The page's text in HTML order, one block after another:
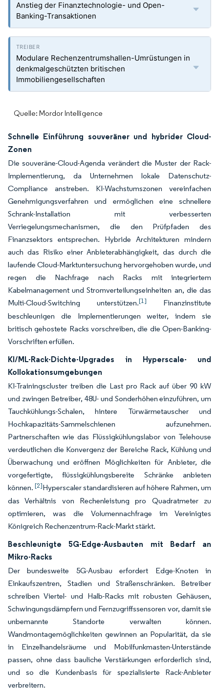
Anstieg der Finanztechnologie- und Open-
Banking-Transaktionen
Modulare Rechenzentrumshallen-Umrüstungen in
denkmalgeschützten britischen
Immobiliengesellschaften
Quelle: Mordor Intelligence
Schnelle Einführung souveräner und hybrider Cloud-
Zonen
Die souveräne-Cloud-Agenda verändert die Muster der Rack-
Implementierung, da Unternehmen lokale Datenschutz-
Compliance anstreben. KI-Wachstumszonen vereinfachen
Genehmigungsverfahren und ermöglichen eine schnellere
Schrank-Installation mit verbesserten
Verriegelungsmechanismen, die den Prüfpfaden des
Finanzsektors entsprechen. Hybride Architekturen mindern
auch das Risiko einer Anbieterabhängigkeit, das durch die
laufende Cloud-Marktuntersuchung hervorgehoben wurde, und
regen die Nachfrage nach Racks mit integriertem
Kabelmanagement und Stromverteilungseinheiten an, die das
Multi-Cloud-Switching unterstützen.[1]
Finanzinstitute
beschleunigen die Implementierungen weiter, indem sie
britisch gehostete Racks vorschreiben, die die Open-Banking-
Vorschriften erfüllen.
KI/ML-Rack-Dichte-Upgrades in Hyperscale- und
Kollokationsumgebungen
KI-Trainingscluster treiben die Last pro Rack auf über 90 kW
und zwingen Betreiber, 48U- und Sonderhöhen einzuführen, um
Tauchkühlungs-Schalen, hintere Türwärmetauscher und
Hochkapazitäts-Sammelschienen aufzunehmen.
Partnerschaften wie das Flüssigkühlungslabor von Telehouse
verdeutlichen die Konvergenz der Bereiche Rack, Kühlung und
Überwachung und eröffnen Möglichkeiten für Anbieter, die
vorgefertigte, flüssigkühlungsbereite Schränke anbieten
können. [2]Hyperscaler standardisieren auf höhere Rahmen, um
das Verhältnis von Rechenleistung pro Quadratmeter zu
optimieren, was die Volumennachfrage im Vereinigtes
Königreich Rechenzentrum-Rack-Markt stärkt.
Beschleunigte 5G-Edge-Ausbauten mit Bedarf an
Mikro-Racks
Der bundesweite 5G-Ausbau erfordert Edge-Knoten in
Einkaufszentren, Stadien und Straßenschränken. Betreiber
schreiben Viertel- und Halb-Racks mit robusten Gehäusen,
Schwingungsdämpfern und Fernzugriffssensoren vor, damit sie
unbemannte Standorte verwalten können.
Wandmontagemöglichkeiten gewinnen an Popularität, da sie
in Einzelhandelsräume und Mobilfunkmasten-Unterstände
passen, ohne dass bauliche Verstärkungen erforderlich sind,
und so die Kundenbasis für spezialisierte Rack-Anbieter
verbreitern.